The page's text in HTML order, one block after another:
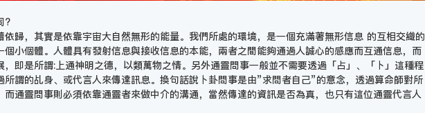
?
依歸，其實是依靠宇宙大自然無形的能量。我們所處的環境，是一個充滿著無形信息 的互相交織的
小個體。人體具有發射信息與接收信息的本能，兩者之間能夠通過人誠心的感應而互通信息，而
即是所謂:上通神明之德，以類萬物之情。另外通靈問事一般並不需要透過「占」、「卜」這種程
所謂的乩身、或代言人來傳達訊息。換句話說卜卦問事是由”求問者自己”的意念，透過算命師對所
而通靈問事則必須依靠通靈者來做中介的溝通，當然傳達的資訊是否為真，也只有這位通靈代言人